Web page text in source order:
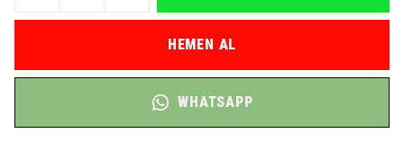
HEMEN AL
WHATSAPP